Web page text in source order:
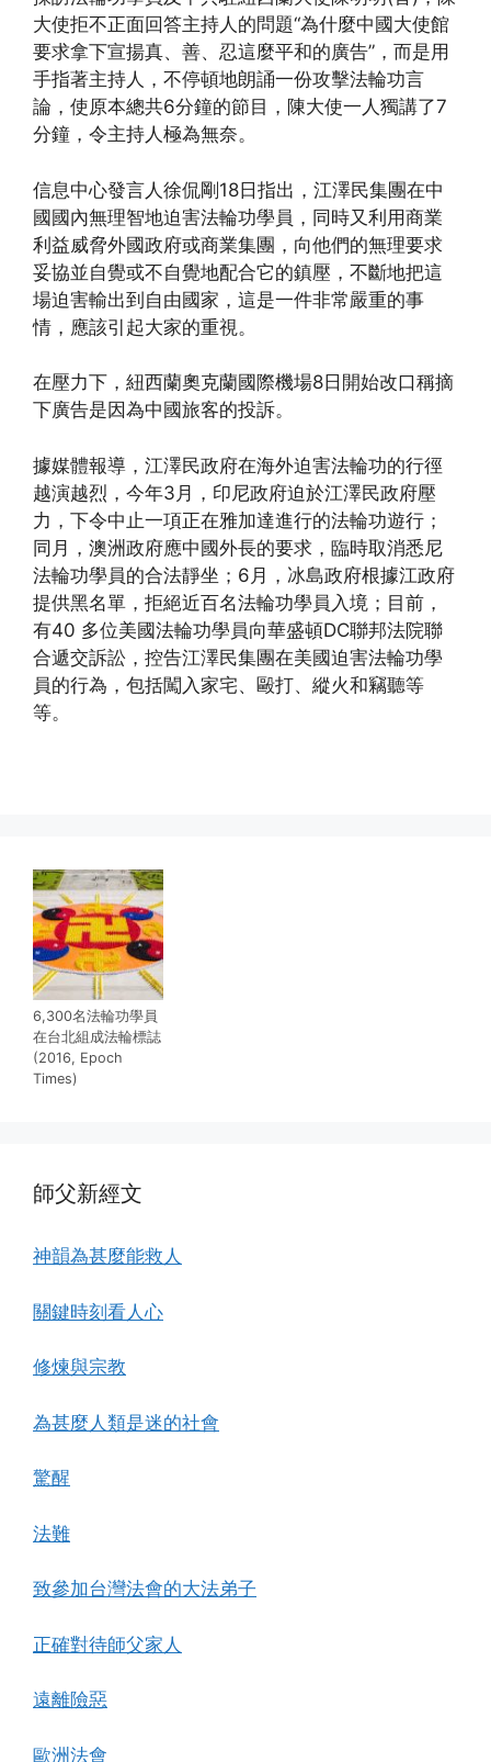
大使拒不正面回答主持人的問題“為什麼中國大使館
要求拿下宣揚真、善、忍這麼平和的廣告”，而是用
手指著主持人，不停頓地朗誦一份攻擊法輪功言
論，使原本總共6分鐘的節目，陳大使一人獨講了7
分鐘，令主持人極為無奈。
信息中心發言人徐侃剛18日指出，江澤民集團在中
國國內無理智地迫害法輪功學員，同時又利用商業
利益威脅外國政府或商業集團，向他們的無理要求
妥協並自覺或不自覺地配合它的鎮壓，不斷地把這
場迫害輸出到自由國家，這是一件非常嚴重的事
情，應該引起大家的重視。
在壓力下，紐西蘭奧克蘭國際機場8日開始改口稱摘
下廣告是因為中國旅客的投訴。
據媒體報導，江澤民政府在海外迫害法輪功的行徑
越演越烈，今年3月，印尼政府迫於江澤民政府壓
力，下令中止一項正在雅加達進行的法輪功遊行；
同月，澳洲政府應中國外長的要求，臨時取消悉尼
法輪功學員的合法靜坐；6月，冰島政府根據江政府
提供黑名單，拒絕近百名法輪功學員入境；目前，
有40 多位美國法輪功學員向華盛頓DC聯邦法院聯
合遞交訴訟，控告江澤民集團在美國迫害法輪功學
員的行為，包括闖入家宅、毆打、縱火和竊聽等
等。
6,300名法輪功學員
在台北組成法輪標誌
(2016, Epoch
Times)
師父新經文
神韻為甚麼能救人
關鍵時刻看人心
修煉與宗教
為甚麼人類是迷的社會
驚醒
法難
致參加台灣法會的大法弟子
正確對待師父家人
遠離險惡
歐洲法會